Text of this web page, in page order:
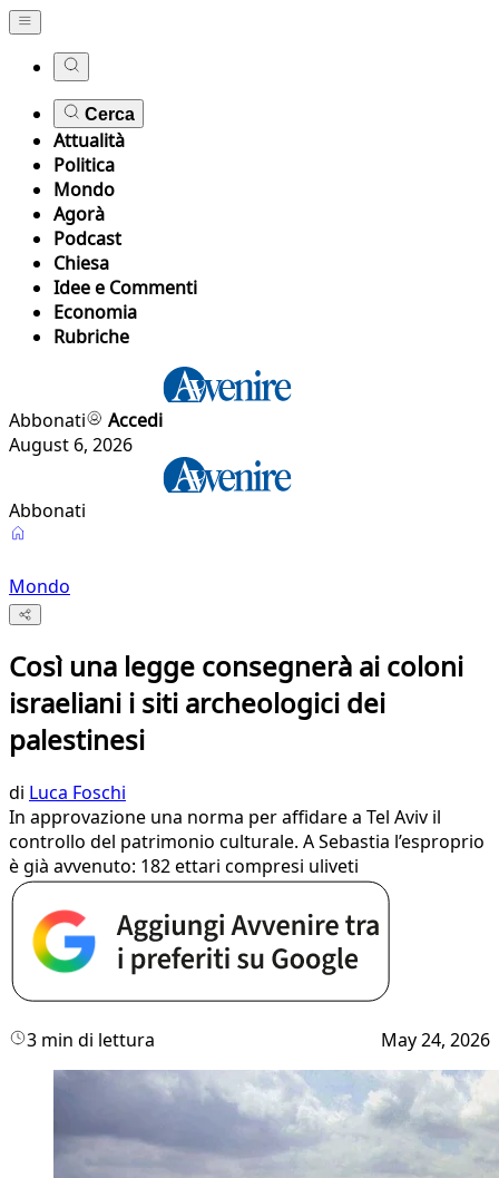
Cerca
Attualità
Politica
Mondo
Agorà
Podcast
Chiesa
Idee e Commenti
Economia
Rubriche
Abbonati
Accedi
August 6, 2026
Abbonati
Mondo
Così una legge consegnerà ai coloni
israeliani i siti archeologici dei
palestinesi
di Luca Foschi
In approvazione una norma per affidare a Tel Aviv il
controllo del patrimonio culturale. A Sebastia l’esproprio
è già avvenuto: 182 ettari compresi uliveti
3 min di lettura May 24, 2026